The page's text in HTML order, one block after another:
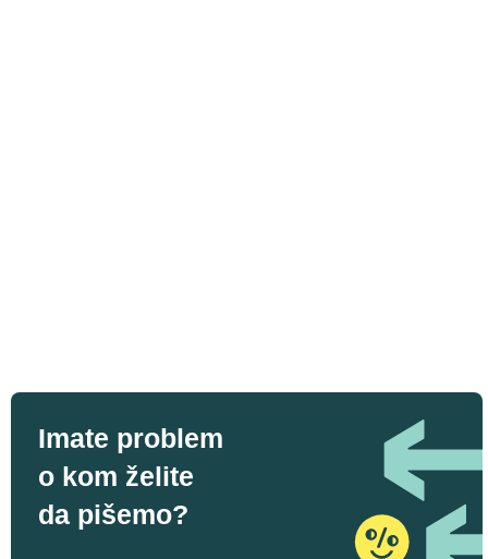
Imate problem
o kom želite
da pišemo?